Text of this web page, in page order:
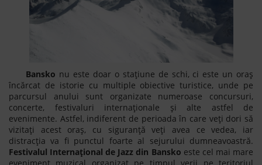
Bansko nu este doar o stațiune de schi, ci este un oraș
încărcat de istorie cu multiple obiective turistice, unde pe
parcursul anului sunt organizate numeroase concursuri,
concerte, festivaluri internaționale și alte astfel de
evenimente. Astfel, indiferent de perioada în care veți dori să
vizitați acest oraș, cu siguranță veți avea ce vedea, iar
distracția va fi punctul foarte al sejurului dumneavoastră.
Festivalul Internațional de Jazz din Bansko este cel mai mare